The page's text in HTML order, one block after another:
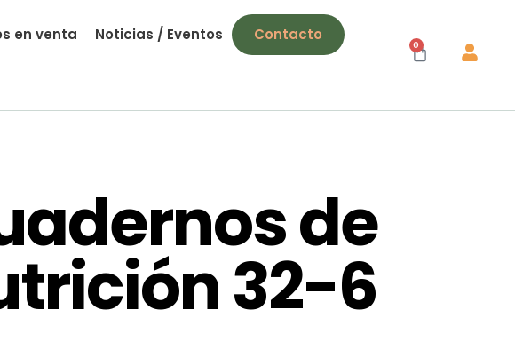
en venta Noticias / Eventos Contacto
0
de
32-6